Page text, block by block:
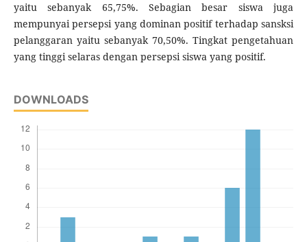
yaitu sebanyak 65,75%. Sebagian besar siswa juga
mempunyai persepsi yang dominan positif terhadap sansksi
pelanggaran yaitu sebanyak 70,50%. Tingkat pengetahuan
yang tinggi selaras dengan persepsi siswa yang positif.
DOWNLOADS